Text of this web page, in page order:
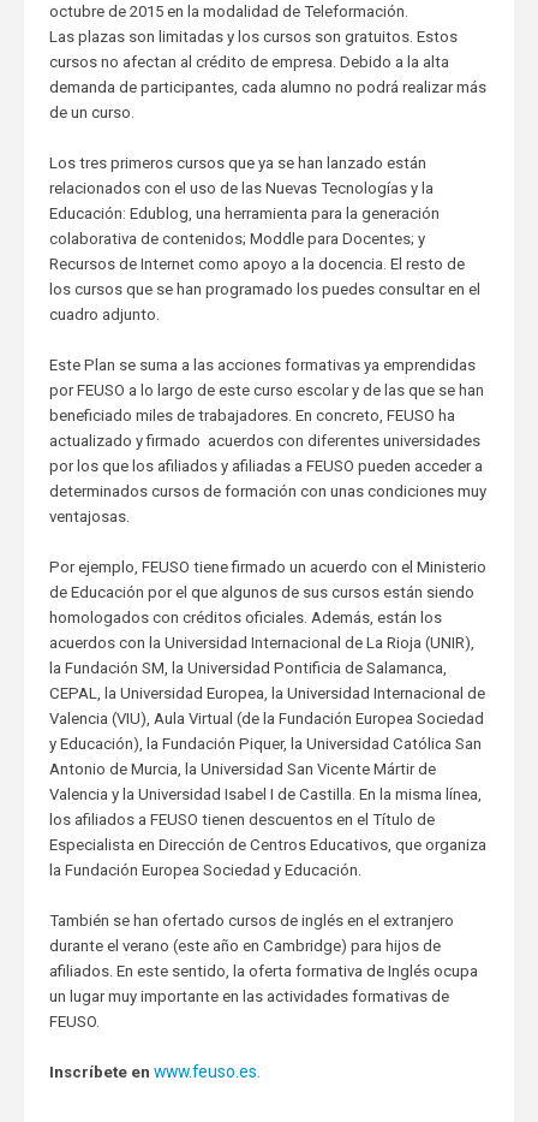
octubre de 2015 en la modalidad de Teleformación.
Las plazas son limitadas y los cursos son gratuitos. Estos
cursos no afectan al crédito de empresa. Debido a la alta
demanda de participantes, cada alumno no podrá realizar más
de un curso.
Los tres primeros cursos que ya se han lanzado están
relacionados con el uso de las Nuevas Tecnologías y la
Educación: Edublog, una herramienta para la generación
colaborativa de contenidos; Moddle para Docentes; y
Recursos de Internet como apoyo a la docencia. El resto de
los cursos que se han programado los puedes consultar en el
cuadro adjunto.
Este Plan se suma a las acciones formativas ya emprendidas
por FEUSO a lo largo de este curso escolar y de las que se han
beneficiado miles de trabajadores. En concreto, FEUSO ha
actualizado y firmado acuerdos con diferentes universidades
por los que los afiliados y afiliadas a FEUSO pueden acceder a
determinados cursos de formación con unas condiciones muy
ventajosas.
Por ejemplo, FEUSO tiene firmado un acuerdo con el Ministerio
de Educación por el que algunos de sus cursos están siendo
homologados con créditos oficiales. Además, están los
acuerdos con la Universidad Internacional de La Rioja (UNIR),
la Fundación SM, la Universidad Pontificia de Salamanca,
CEPAL, la Universidad Europea, la Universidad Internacional de
Valencia (VIU), Aula Virtual (de la Fundación Europea Sociedad
y Educación), la Fundación Piquer, la Universidad Católica San
Antonio de Murcia, la Universidad San Vicente Mártir de
Valencia y la Universidad Isabel I de Castilla. En la misma línea,
los afiliados a FEUSO tienen descuentos en el Título de
Especialista en Dirección de Centros Educativos, que organiza
la Fundación Europea Sociedad y Educación.
También se han ofertado cursos de inglés en el extranjero
durante el verano (este año en Cambridge) para hijos de
afiliados. En este sentido, la oferta formativa de Inglés ocupa
un lugar muy importante en las actividades formativas de
FEUSO.
Inscríbete en www.feuso.es.